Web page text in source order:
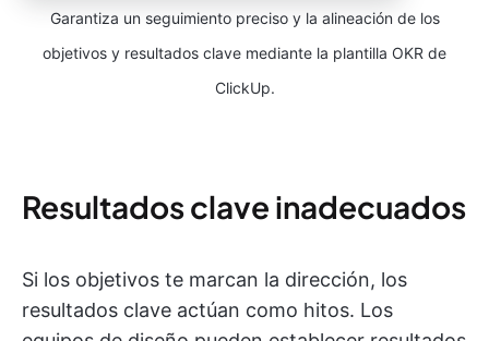
Garantiza un seguimiento preciso y la alineación de los
objetivos y resultados clave mediante la plantilla OKR de
ClickUp.
Resultados clave inadecuados
Si los objetivos te marcan la dirección, los
resultados clave actúan como hitos. Los